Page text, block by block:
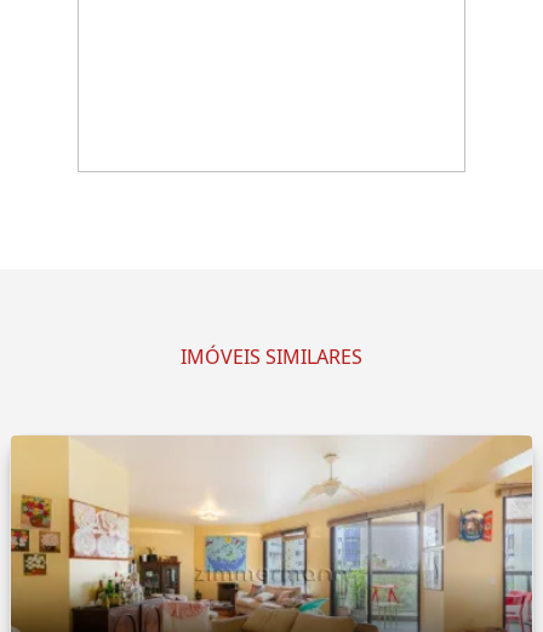
IMÓVEIS SIMILARES